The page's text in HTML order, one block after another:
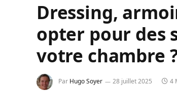
Dressing,
opter pour des
votre chambre
Par Hugo Soyer 28 juillet 2025 4